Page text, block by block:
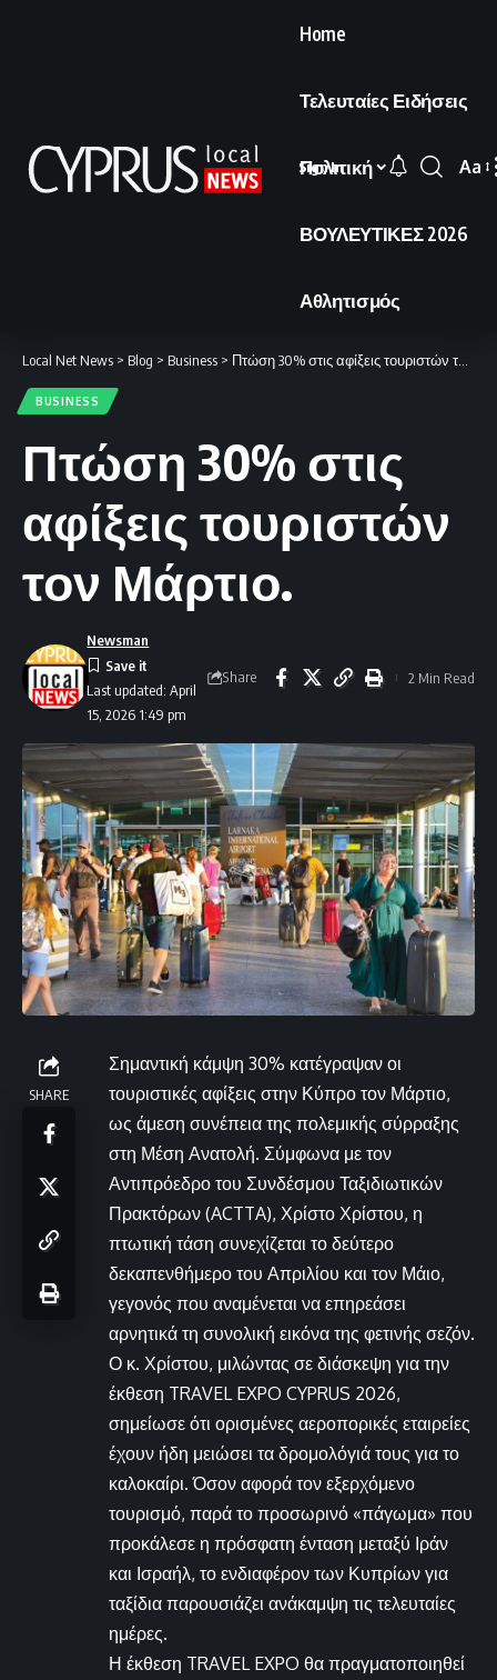
Home
Τελευταίες Ειδήσεις
Πολιτική
ΒΟΥΛΕΥΤΙΚΕΣ 2026
Αθλητισμός
Sign In
Font
Aa
Local Net News > Blog > Business > Πτώση 30% στις αφίξεις τουριστών τον Μάρτιο.
BUSINESS
Πτώση 30% στις
αφίξεις τουριστών
τον Μάρτιο.
Last updated: April
15, 2026 1:49 pm
Newsman
Share 2 Min Read
SHARE
Σημαντική κάμψη 30% κατέγραψαν οι
τουριστικές αφίξεις στην Κύπρο τον Μάρτιο,
ως άμεση συνέπεια της πολεμικής σύρραξης
στη Μέση Ανατολή. Σύμφωνα με τον
Αντιπρόεδρο του Συνδέσμου Ταξιδιωτικών
Πρακτόρων (ACTTA), Χρίστο Χρίστου, η
πτωτική τάση συνεχίζεται το δεύτερο
δεκαπενθήμερο του Απριλίου και τον Μάιο,
γεγονός που αναμένεται να επηρεάσει
αρνητικά τη συνολική εικόνα της φετινής σεζόν.
Ο κ. Χρίστου, μιλώντας σε διάσκεψη για την
έκθεση TRAVEL EXPO CYPRUS 2026,
σημείωσε ότι ορισμένες αεροπορικές εταιρείες
έχουν ήδη μειώσει τα δρομολόγιά τους για το
καλοκαίρι. Όσον αφορά τον εξερχόμενο
τουρισμό, παρά το προσωρινό «πάγωμα» που
προκάλεσε η πρόσφατη ένταση μεταξύ Ιράν
και Ισραήλ, το ενδιαφέρον των Κυπρίων για
ταξίδια παρουσιάζει ανάκαμψη τις τελευταίες
ημέρες.
Η έκθεση TRAVEL EXPO θα πραγματοποιηθεί